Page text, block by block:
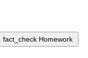
fact_check Homework